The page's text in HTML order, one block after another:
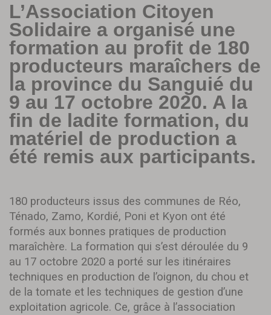
L’Association Citoyen
Solidaire a organisé une
formation au profit de 180
producteurs maraîchers de
la province du Sanguié du
9 au 17 octobre 2020. A la
fin de ladite formation, du
matériel de production a
été remis aux participants.
180 producteurs issus des communes de Réo,
Ténado, Zamo, Kordié, Poni et Kyon ont été
formés aux bonnes pratiques de production
maraîchère. La formation qui s’est déroulée du 9
au 17 octobre 2020 a porté sur les itinéraires
techniques en production de l’oignon, du chou et
de la tomate et les techniques de gestion d’une
exploitation agricole. Ce, grâce à l’association